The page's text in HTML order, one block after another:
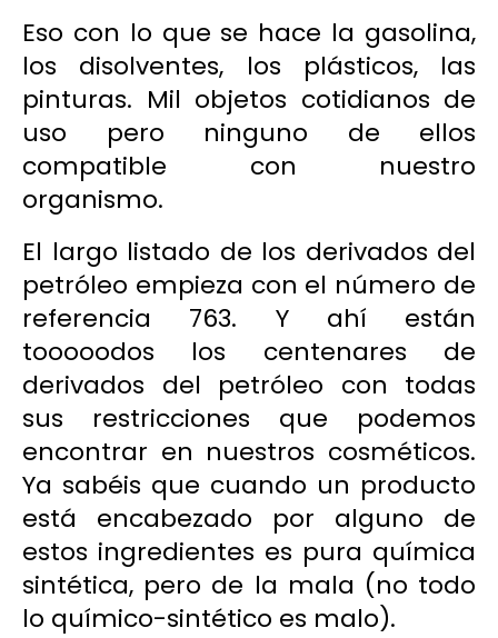
Eso con lo que se hace la gasolina,
los disolventes, los plásticos, las
pinturas. Mil objetos cotidianos de
uso pero ninguno de ellos
compatible con nuestro
organismo.
El largo listado de los derivados del
petróleo empieza con el número de
referencia 763. Y ahí están
tooooodos los centenares de
derivados del petróleo con todas
sus restricciones que podemos
encontrar en nuestros cosméticos.
Ya sabéis que cuando un producto
está encabezado por alguno de
estos ingredientes es pura química
sintética, pero de la mala (no todo
lo químico-sintético es malo).